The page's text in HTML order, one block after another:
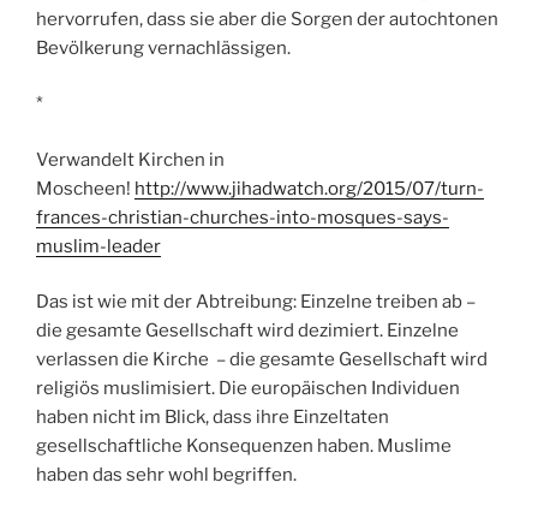
hervorrufen, dass sie aber die Sorgen der autochtonen
Bevölkerung vernachlässigen.
*
Verwandelt Kirchen in
Moscheen! http://www.jihadwatch.org/2015/07/turn-
frances-christian-churches-into-mosques-says-
muslim-leader
Das ist wie mit der Abtreibung: Einzelne treiben ab –
die gesamte Gesellschaft wird dezimiert. Einzelne
verlassen die Kirche – die gesamte Gesellschaft wird
religiös muslimisiert. Die europäischen Individuen
haben nicht im Blick, dass ihre Einzeltaten
gesellschaftliche Konsequenzen haben. Muslime
haben das sehr wohl begriffen.